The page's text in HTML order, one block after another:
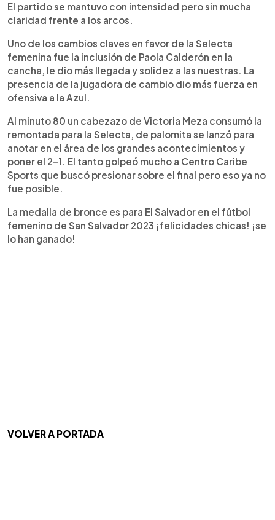
El partido se mantuvo con intensidad pero sin mucha
claridad frente a los arcos.
Uno de los cambios claves en favor de la Selecta
femenina fue la inclusión de Paola Calderón en la
cancha, le dio más llegada y solidez a las nuestras. La
presencia de la jugadora de cambio dio más fuerza en
ofensiva a la Azul.
Al minuto 80 un cabezazo de Victoria Meza consumó la
remontada para la Selecta, de palomita se lanzó para
anotar en el área de los grandes acontecimientos y
poner el 2-1. El tanto golpeó mucho a Centro Caribe
Sports que buscó presionar sobre el final pero eso ya no
fue posible.
La medalla de bronce es para El Salvador en el fútbol
femenino de San Salvador 2023 ¡felicidades chicas! ¡se
lo han ganado!
VOLVER A PORTADA